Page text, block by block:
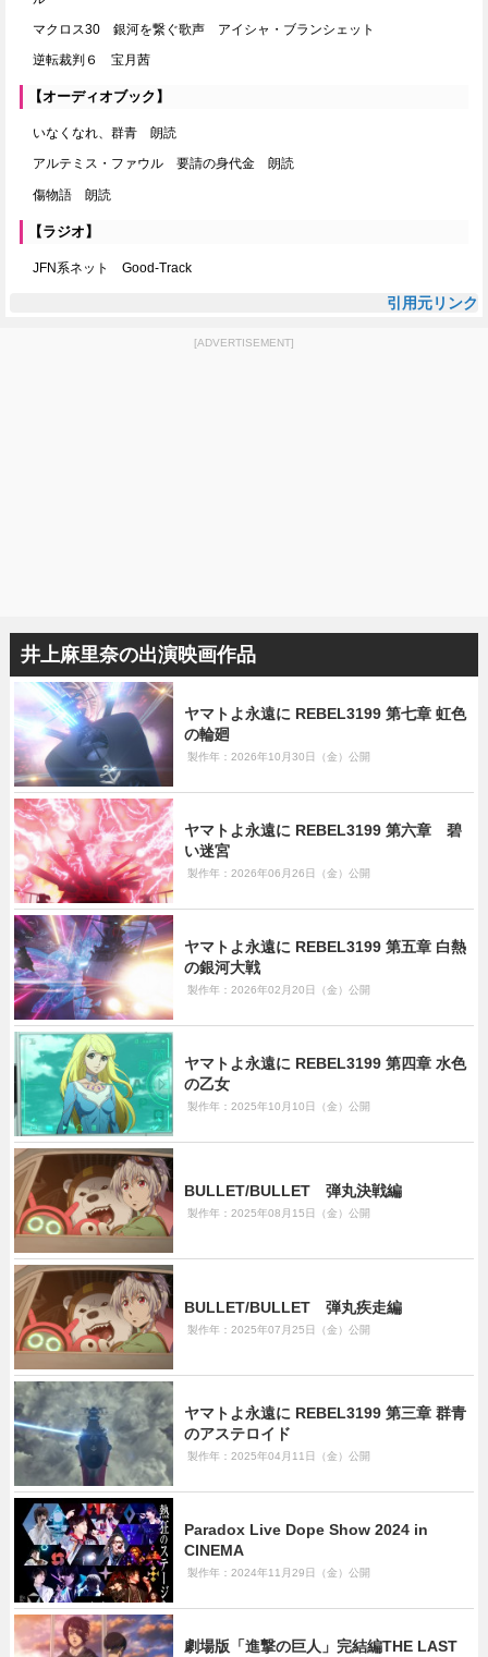
マクロス30 銀河を繋ぐ歌声 アイシャ・ブランシェット
逆転裁判６ 宝月茜
【オーディオブック】
いなくなれ、群青 朗読
アルテミス・ファウル 要請の身代金 朗読
傷物語 朗読
【ラジオ】
JFN系ネット Good-Track
引用元リンク
[ADVERTISEMENT]
井上麻里奈の出演映画作品
ヤマトよ永遠に REBEL3199 第七章 虹色
の輪廻
製作年：2026年10月30日（金）公開
ヤマトよ永遠に REBEL3199 第六章 碧
い迷宮
製作年：2026年06月26日（金）公開
ヤマトよ永遠に REBEL3199 第五章 白熱
の銀河大戦
製作年：2026年02月20日（金）公開
ヤマトよ永遠に REBEL3199 第四章 水色
の乙女
製作年：2025年10月10日（金）公開
BULLET/BULLET 弾丸決戦編
製作年：2025年08月15日（金）公開
BULLET/BULLET 弾丸疾走編
製作年：2025年07月25日（金）公開
ヤマトよ永遠に REBEL3199 第三章 群青
のアステロイド
製作年：2025年04月11日（金）公開
Paradox Live Dope Show 2024 in
CINEMA
製作年：2024年11月29日（金）公開
劇場版「進撃の巨人」完結編THE LAST